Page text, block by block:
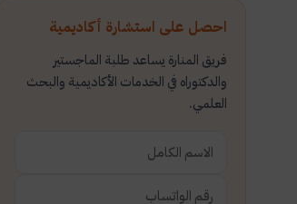
احصل على استشارة أكاديمية
فريق المنارة يساعد طلبة الماجستير
والدكتوراه في الخدمات الأكاديمية والبحث
العلمي.